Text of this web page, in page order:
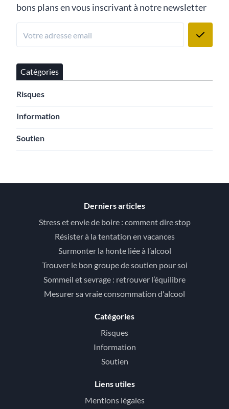
bons plans en vous inscrivant à notre newsletter
Catégories
Risques
Information
Soutien
Derniers articles
Stress et envie de boire : comment dire stop
Résister à la tentation en vacances
Surmonter la honte liée à l’alcool
Trouver le bon groupe de soutien pour soi
Sommeil et sevrage : retrouver l’équilibre
Mesurer sa vraie consommation d'alcool
Catégories
Risques
Information
Soutien
Liens utiles
Mentions légales